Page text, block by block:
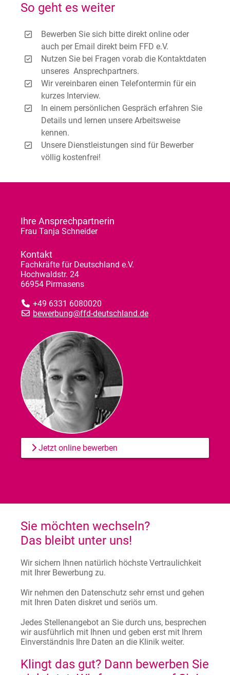
So geht es weiter
Bewerben Sie sich bitte direkt online oder
auch per Email direkt beim FFD e.V.
Nutzen Sie bei Fragen vorab die Kontaktdaten
unseres Ansprechpartners.
Wir vereinbaren einen Telefontermin für ein
kurzes Interview.
In einem persönlichen Gespräch erfahren Sie
Details und lernen unsere Arbeitsweise
kennen.
Unsere Dienstleistungen sind für Bewerber
völlig kostenfrei!
Ihre Ansprechpartnerin
Frau Tanja Schneider
Kontakt
Fachkräfte für Deutschland e.V.
Hochwaldstr. 24
66954 Pirmasens
+49 6331 6080020
bewerbung@ffd-deutschland.de
Jetzt online bewerben
Sie möchten wechseln?
Das bleibt unter uns!
Wir sichern Ihnen natürlich höchste Vertraulichkeit
mit Ihrer Bewerbung zu.
Wir nehmen den Datenschutz sehr ernst und gehen
mit Ihren Daten diskret und seriös um.
Jedes Stellenangebot an Sie durch uns, besprechen
wir ausführlich mit Ihnen und geben erst mit Ihrem
Einverständnis Ihre Daten an die Klinik weiter.
Klingt das gut? Dann bewerben Sie